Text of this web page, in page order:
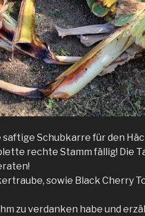
Schubkarre für den
rechte Stamm fällig! Die
sowie Black Cherry
zu verdanken habe und